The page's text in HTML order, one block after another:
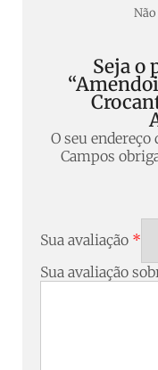
Seja o
O seu
Campos
Sua avaliação *
Sua avaliação